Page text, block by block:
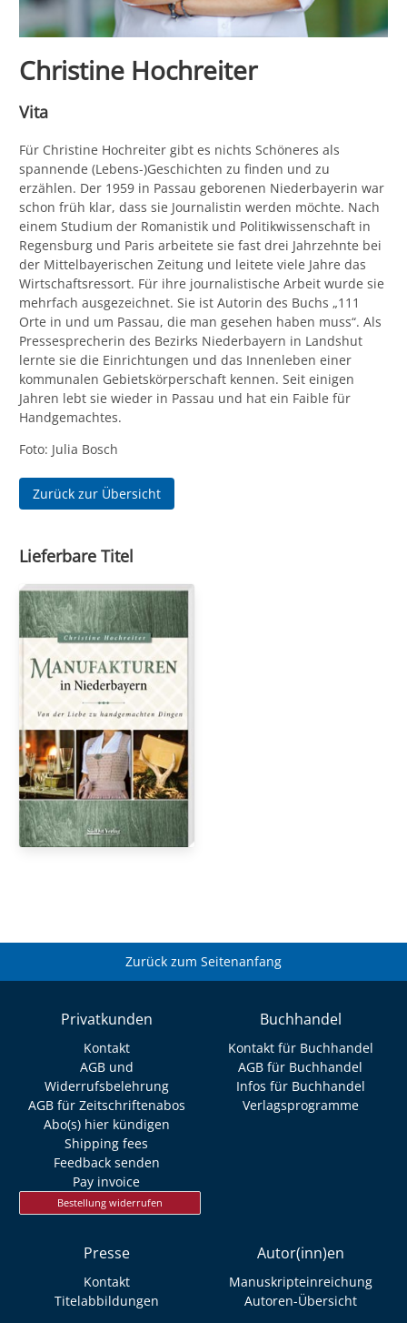
Christine Hochreiter
Vita
Für Christine Hochreiter gibt es nichts Schöneres als
spannende (Lebens-)Geschichten zu finden und zu
erzählen. Der 1959 in Passau geborenen Niederbayerin war
schon früh klar, dass sie Journalistin werden möchte. Nach
einem Studium der Romanistik und Politikwissenschaft in
Regensburg und Paris arbeitete sie fast drei Jahrzehnte bei
der Mittelbayerischen Zeitung und leitete viele Jahre das
Wirtschaftsressort. Für ihre journalistische Arbeit wurde sie
mehrfach ausgezeichnet. Sie ist Autorin des Buchs „111
Orte in und um Passau, die man gesehen haben muss“. Als
Pressesprecherin des Bezirks Niederbayern in Landshut
lernte sie die Einrichtungen und das Innenleben einer
kommunalen Gebietskörperschaft kennen. Seit einigen
Jahren lebt sie wieder in Passau und hat ein Faible für
Handgemachtes.
Foto: Julia Bosch
Zurück zur Übersicht
Lieferbare Titel
Zurück zum Seitenanfang
Privatkunden
Kontakt
AGB und
Widerrufsbelehrung
AGB für Zeitschriftenabos
Abo(s) hier kündigen
Shipping fees
Feedback senden
Pay invoice
Bestellung widerrufen
Buchhandel
Kontakt für Buchhandel
AGB für Buchhandel
Infos für Buchhandel
Verlagsprogramme
Presse
Kontakt
Titelabbildungen
Autor(inn)en
Manuskripteinreichung
Autoren-Übersicht